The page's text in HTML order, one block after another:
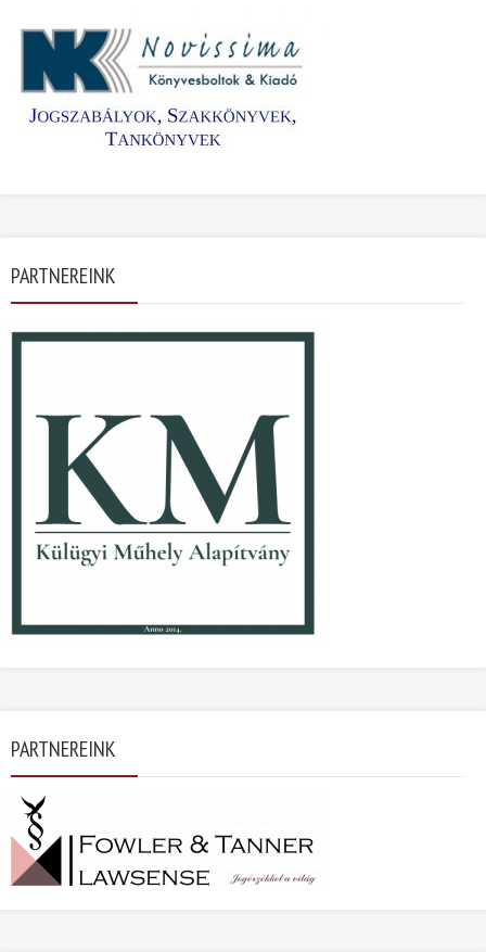
PARTNEREINK
PARTNEREINK